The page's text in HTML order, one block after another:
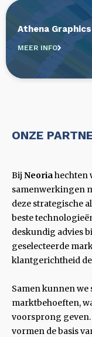
Athena Graphics
MEER INFO
ONZE
Bij Neoriahechten
samenwerkingen
deze strategische
beste
deskundig advies
geselecteerde
klantgerichtheid
Samen kunnen we
marktbehoeften,
voorsprong
vormen de basis